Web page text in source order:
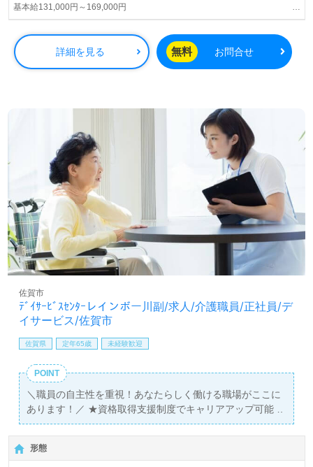
基本給131,000円～169,000円
職種手当 29,100円～37,500円
介護職員処遇改善加算金2,000円/月
介護福祉士資格の方は5,000円/月
詳細を見る 無料 お問合せ
ﾃﾞｲｻｰﾋﾞｽｾﾝﾀｰレインボー川副/求人/介護職員/正社員/デ
イサービス/佐賀市
佐賀市
佐賀県 定年65歳 未経験歓迎
POINT
＼職員の自主性を重視！あなたらしく働ける職場がここに
あります！／ ★資格取得支援制度でキャリアアップ可能！
形態